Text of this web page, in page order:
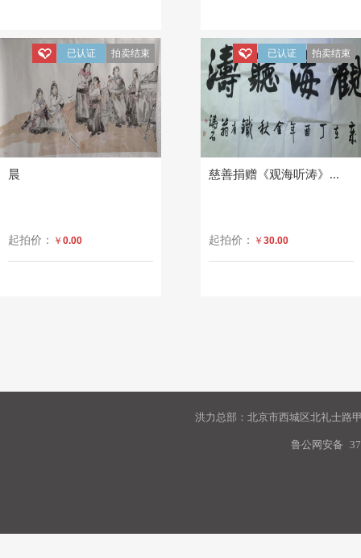
拍卖结束
已认证
晨
起拍价： ￥ 0.00
拍卖结束
已认证
慈善捐赠《观海听涛》...
起拍价： ￥ 30.00
洪力总部：北京市西城区北礼士路
鲁公网安备